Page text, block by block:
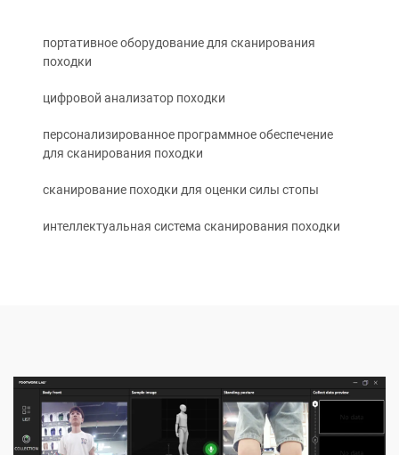
портативное оборудование для сканирования
походки
цифровой анализатор походки
персонализированное программное обеспечение
для сканирования походки
сканирование походки для оценки силы стопы
интеллектуальная система сканирования походки